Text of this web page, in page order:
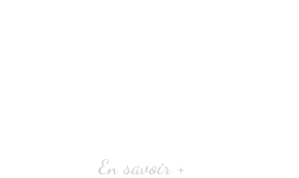
En savoir +